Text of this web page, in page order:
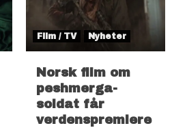
Film / TV Nyheter
Norsk film om
peshmerga-
soldat får
verdenspremiere